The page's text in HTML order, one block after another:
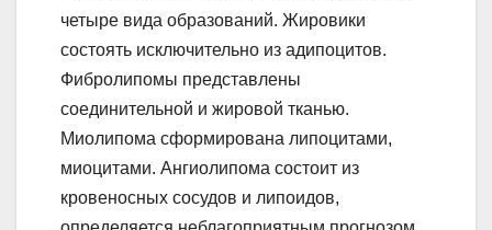
четыре вида образований. Жировики
состоять исключительно из адипоцитов.
Фибролипомы представлены
соединительной и жировой тканью.
Миолипома сформирована липоцитами,
миоцитами. Ангиолипома состоит из
кровеносных сосудов и липоидов,